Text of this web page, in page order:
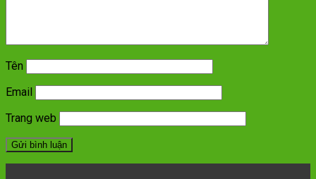
Tên
Email
Trang web